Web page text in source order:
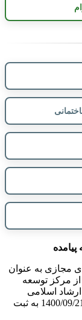
مجازی به عنوان
از مرکز توسعه
اسلامی
دریافت شده و با شماره پرونده 12565 در تاریخ 1400/09/21 به ثبت